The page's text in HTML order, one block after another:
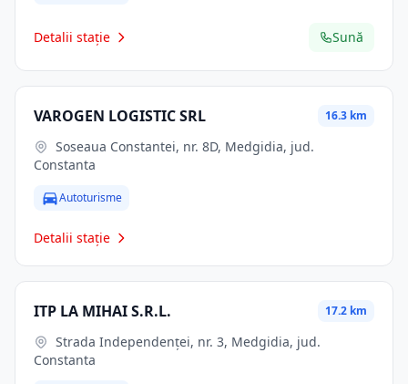
Detalii stație Sună
VAROGEN LOGISTIC SRL 16.3 km
Constanta
Autoturisme
Detalii stație
ITP LA MIHAI S.R.L. 17.2 km
Constanta